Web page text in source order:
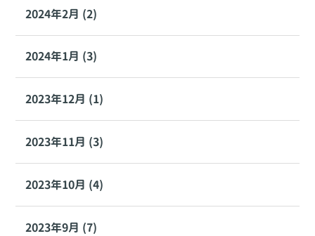
2024年2月 (2)
2024年1月 (3)
2023年12月 (1)
2023年11月 (3)
2023年10月 (4)
2023年9月 (7)